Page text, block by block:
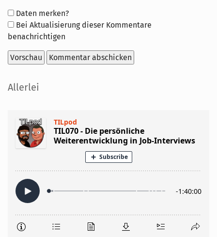
Formular-
Optionen
Daten merken?
Bei Aktualisierung dieser Kommentare
benachrichtigen
Seitenleiste
Allerlei